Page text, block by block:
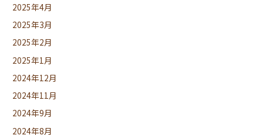
2025年4月
2025年3月
2025年2月
2025年1月
2024年12月
2024年11月
2024年9月
2024年8月